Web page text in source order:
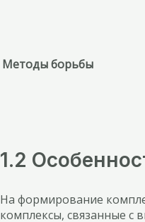
Методы борьбы
1.2
На формирование
комплексы, связанные с